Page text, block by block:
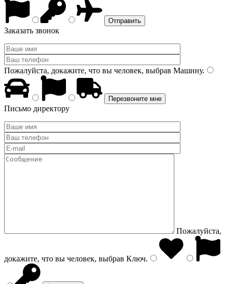
Заказать звонок
Пожалуйста, докажите, что вы человек, выбрав Машину.
Письмо директору
Пожалуйста,
докажите, что вы человек, выбрав Ключ.